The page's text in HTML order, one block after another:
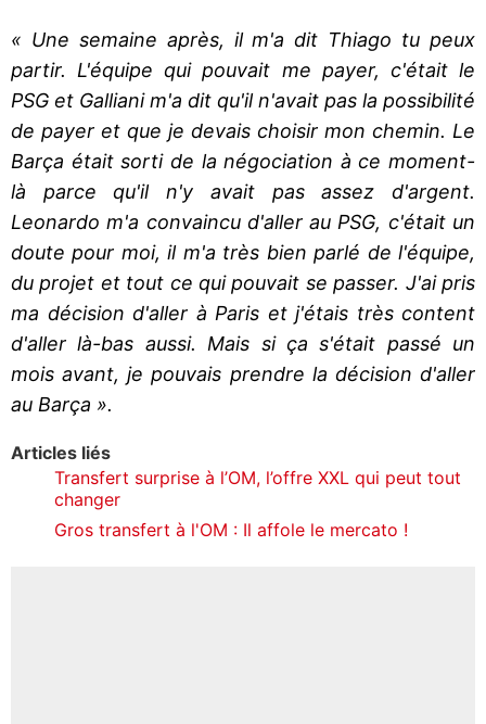
« Une semaine après, il m'a dit Thiago tu peux
partir. L'équipe qui pouvait me payer, c'était le
PSG et Galliani m'a dit qu'il n'avait pas la possibilité
de payer et que je devais choisir mon chemin. Le
Barça était sorti de la négociation à ce moment-
là parce qu'il n'y avait pas assez d'argent.
Leonardo m'a convaincu d'aller au PSG, c'était un
doute pour moi, il m'a très bien parlé de l'équipe,
du projet et tout ce qui pouvait se passer. J'ai pris
ma décision d'aller à Paris et j'étais très content
d'aller là-bas aussi. Mais si ça s'était passé un
mois avant, je pouvais prendre la décision d'aller
au Barça ».
Articles liés
Transfert surprise à l’OM, l’offre XXL qui peut tout
changer
Gros transfert à l'OM : Il affole le mercato !